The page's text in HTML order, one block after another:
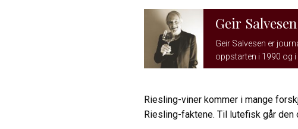
Geir Salvesen
Geir Salvesen er
oppstarten i 1990 og i
Riesling-viner kommer i mange
Riesling-faktene. Til lutefisk går den